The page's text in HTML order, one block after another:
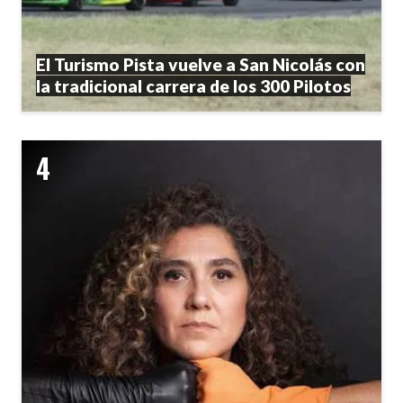
El Turismo Pista vuelve a San Nicolás con
la tradicional carrera de los 300 Pilotos